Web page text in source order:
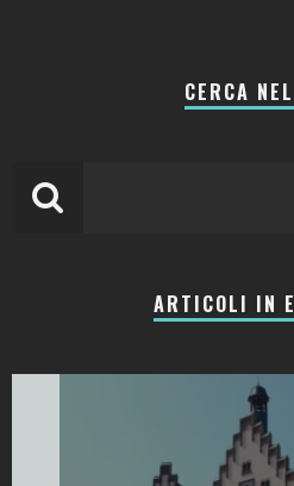
CERCA
ARTICOLI IN